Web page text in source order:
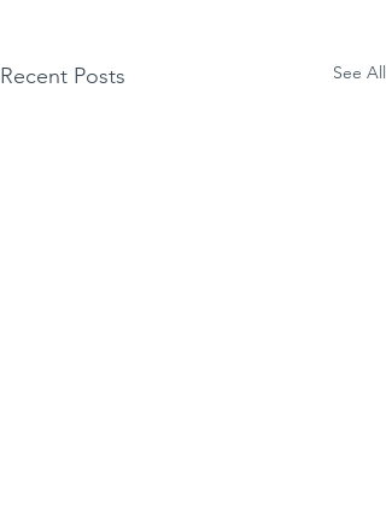
Recent Posts See All